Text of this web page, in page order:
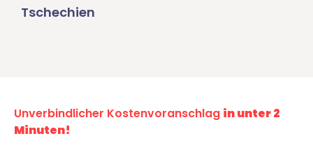
Tschechien
Unverbindlicher Kostenvoranschlag in unter 2
Minuten!